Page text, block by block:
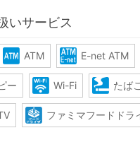
いサービス
ATM E-net ATM
ー Wi-Fi たばこ
ファミマフードドラ